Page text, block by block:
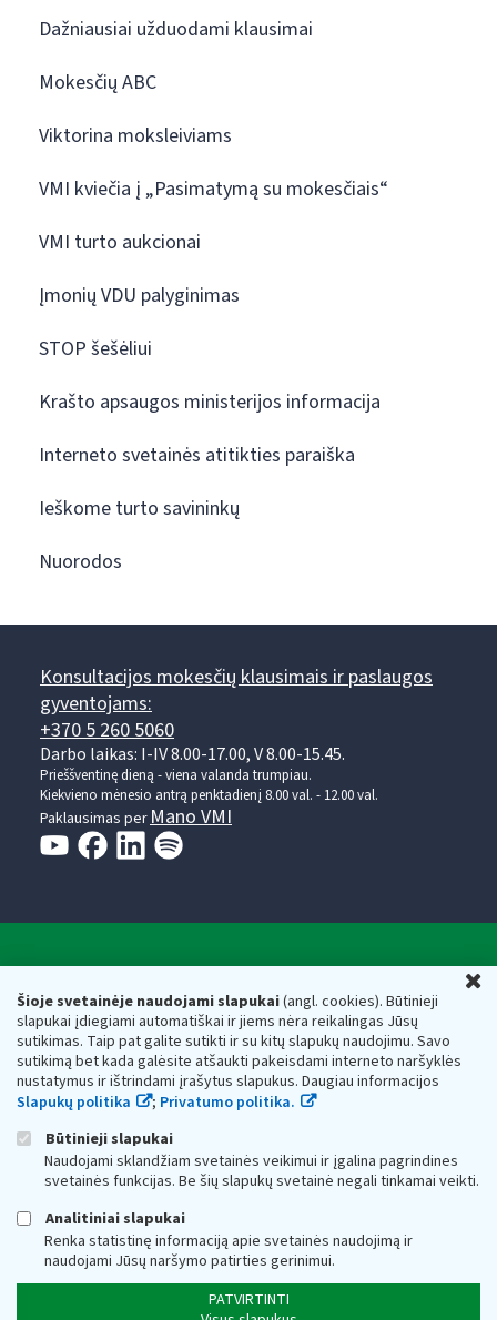
Šioje svetainėje naudojami slapukai(angl. cookies). Būtinieji
slapukai įdiegiami automatiškai ir jiems nėra reikalingas Jūsų
sutikimas. Taip pat galite sutikti ir su kitų slapukų naudojimu. Savo
sutikimą bet kada galėsite atšaukti pakeisdami interneto naršyklės
nustatymus ir ištrindami įrašytus slapukus. Daugiau informacijos
Slapukų politika
; Privatumo politika.
Būtinieji slapukai
Naudojami sklandžiam svetainės veikimui ir įgalina pagrindines
svetainės funkcijas. Be šių slapukų svetainė negali tinkamai veikti.
Analitiniai slapukai
Renka statistinę informaciją apie svetainės naudojimą ir
naudojami Jūsų naršymo patirties gerinimui.
PATVIRTINTI
Dažniausiai užduodami klausimai
Mokesčių ABC
Viktorina moksleiviams
VMI kviečia į „Pasimatymą su mokesčiais“
VMI turto aukcionai
Įmonių VDU palyginimas
STOP šešėliui
Krašto apsaugos ministerijos informacija
Interneto svetainės atitikties paraiška
Ieškome turto savininkų
Nuorodos
Konsultacijos mokesčių klausimais ir paslaugos
gyventojams:
+370 5 260 5060
Darbo laikas: I-IV 8.00-17.00, V 8.00-15.45.
Prieššventinę dieną - viena valanda trumpiau.
Kiekvieno mėnesio antrą penktadienį 8.00 val. - 12.00 val.
Paklausimas per Mano VMI
Respublikos finansų ministerijos
Biudžetinė įstaiga. Juridinio asmens kodas — 188659752,
adresas: Vasario 16-osios g. 14, 01107 Vilnius, Lietuva, el.paštas:
vmi@vmi.lt, E. pristatymo dėžutės adresas 188659752
Duomenys apie Valstybinę mokesčių inspekciją prie Lietuvos
Respublikos finansų ministerijos kaupiami ir saugomi Juridinių